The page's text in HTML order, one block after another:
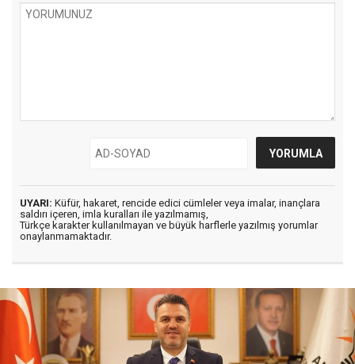
UYARI: Küfür, hakaret, rencide edici cümleler veya imalar, inançlara
saldırı içeren, imla kuralları ile yazılmamış,
Türkçe karakter kullanılmayan ve büyük harflerle yazılmış yorumlar
onaylanmamaktadır.